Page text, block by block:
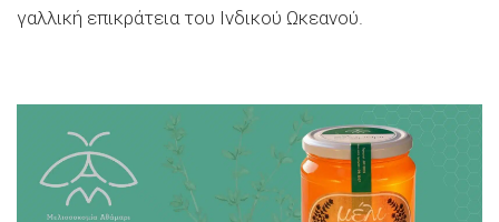
γαλλική επικράτεια του Ινδικού Ωκεανού.